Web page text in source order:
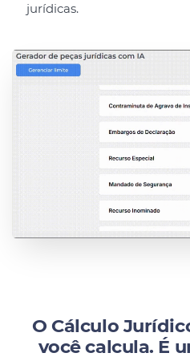
jurídicas.
O Cálculo
você calcula. É